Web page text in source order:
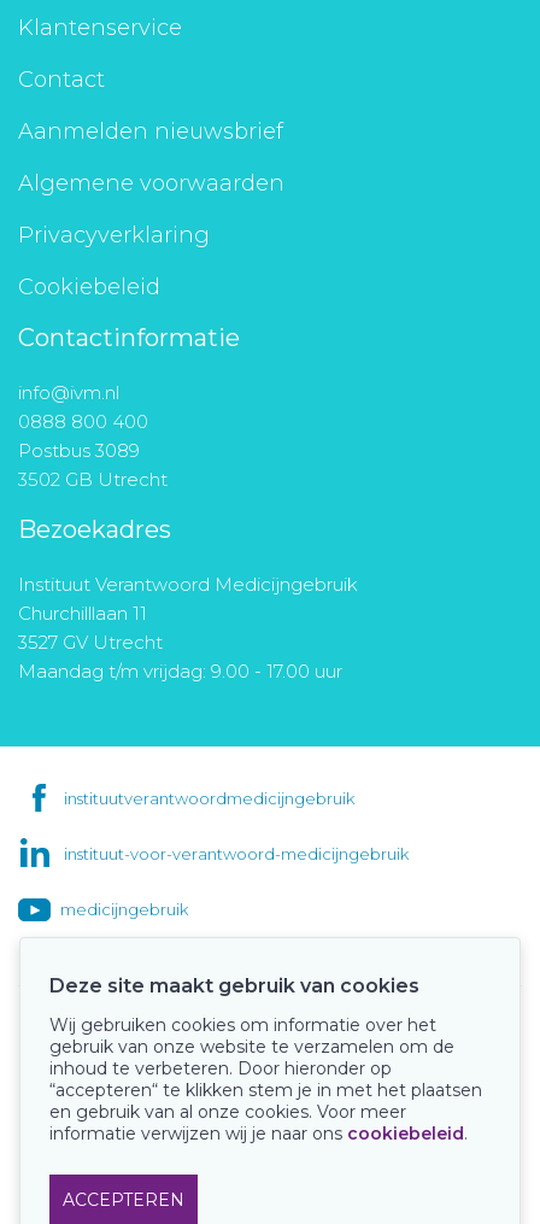
Klantenservice
Contact
Aanmelden nieuwsbrief
Algemene voorwaarden
Privacyverklaring
Cookiebeleid
Contactinformatie
info@ivm.nl
0888 800 400
Postbus 3089
3502 GB Utrecht
Bezoekadres
Instituut Verantwoord Medicijngebruik
Churchilllaan 11
3527 GV Utrecht
Maandag t/m vrijdag: 9.00 - 17.00 uur
instituutverantwoordmedicijngebruik
instituut-voor-verantwoord-medicijngebruik
medicijngebruik
Onze keurmerken
Deze site maakt gebruik van cookies
Wij gebruiken cookies om informatie over het
gebruik van onze website te verzamelen om de
inhoud te verbeteren. Door hieronder op
“accepteren“ te klikken stem je in met het plaatsen
en gebruik van al onze cookies. Voor meer
informatie verwijzen wij je naar ons cookiebeleid.
ACCEPTEREN